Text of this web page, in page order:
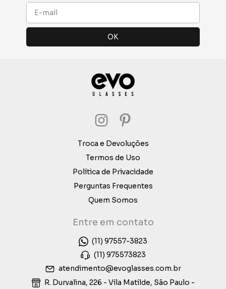
Troca e Devoluções
Termos de Uso
Política de Privacidade
Perguntas Frequentes
Quem Somos
Entre em contato
(11) 97557-3823
(11) 975573823
atendimento@evoglasses.com.br
R. Durvalina, 226 - Vila Matilde, São Paulo -